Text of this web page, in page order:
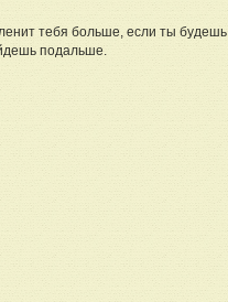
тебя больше, если ты будешь
подальше.